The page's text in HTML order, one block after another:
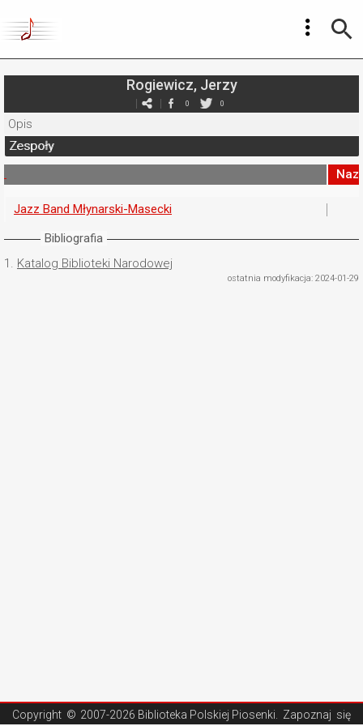
Rogiewicz, Jerzy
0 0
Opis
Zespoły
Jazz Band Młynarski-Masecki
Bibliografia
1. Katalog Biblioteki Narodowej
ostatnia modyfikacja: 2024-01-29
Copyright © 2007-2026 Biblioteka Polskiej Piosenki . Zapoznaj się